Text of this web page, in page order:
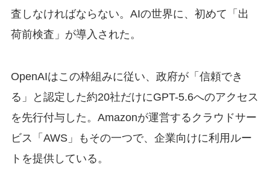
査しなければならない。AIの世界に、初めて「出
荷前検査」が導入された。
OpenAIはこの枠組みに従い、政府が「信頼でき
る」と認定した約20社だけにGPT-5.6へのアクセス
を先行付与した。Amazonが運営するクラウドサー
ビス「AWS」もその一つで、企業向けに利用ルー
トを提供している。